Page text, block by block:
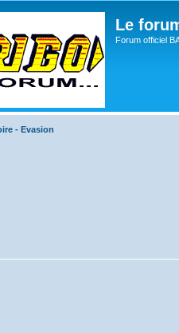
Le
Forum officiel
- Evasion